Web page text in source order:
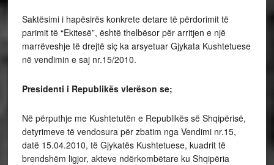
Saktësimi i hapësirës konkrete detare të përdorimit të
parimit të “Ekitesë”, është thelbësor për arritjen e një
marrëveshje të drejtë siç ka arsyetuar Gjykata Kushtetuese
në vendimin e saj nr.15/2010.
Presidenti i Republikës vlerëson se;
Në përputhje me Kushtetutën e Republikës së Shqipërisë,
detyrimeve të vendosura për zbatim nga Vendimi nr.15,
datë 15.04.2010, të Gjykatës Kushtetuese, kuadrit të
brendshëm ligjor, akteve ndërkombëtare ku Shqipëria